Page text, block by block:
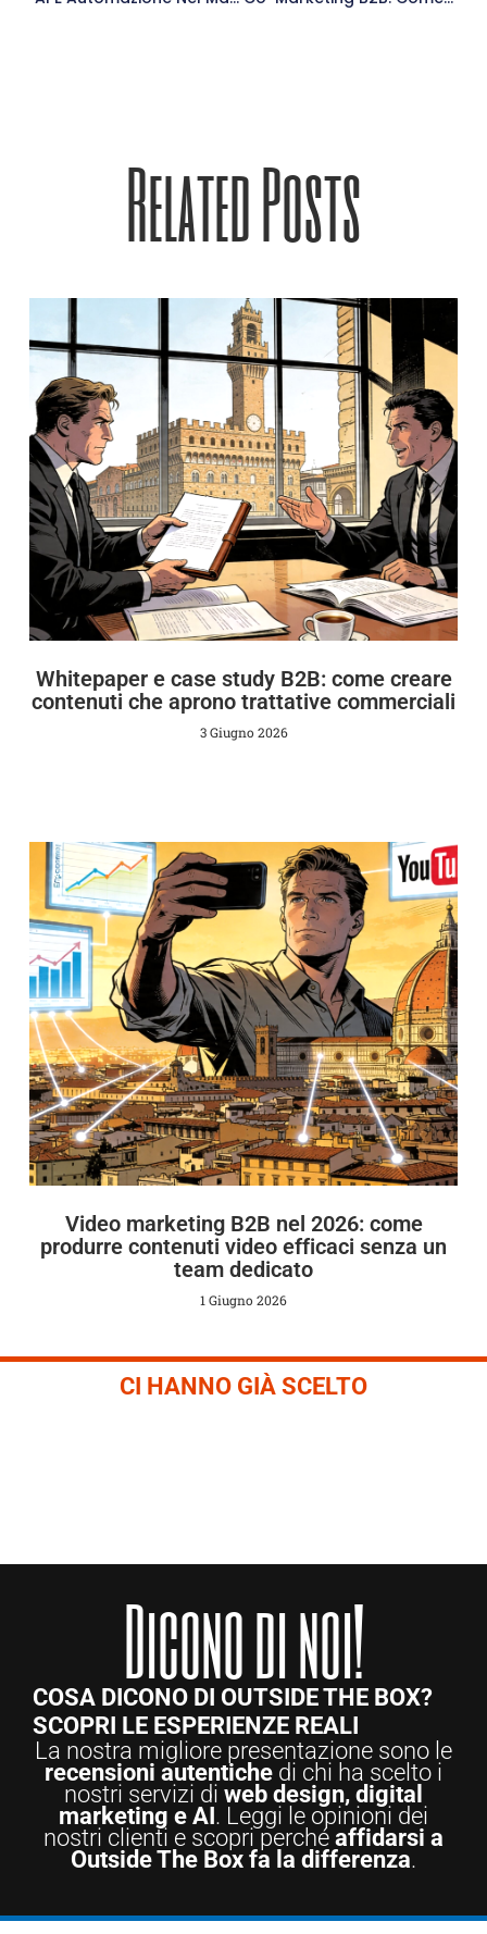
Related Posts
Whitepaper e case study B2B: come creare
contenuti che aprono trattative commerciali
3 Giugno 2026
Video marketing B2B nel 2026: come
produrre contenuti video efficaci senza un
team dedicato
1 Giugno 2026
CI HANNO GIÀ SCELTO
Dicono di noi!
COSA DICONO DI OUTSIDE THE BOX?
SCOPRI LE ESPERIENZE REALI
La nostra migliore presentazione sono le
recensioni autentiche di chi ha scelto i
nostri servizi di web design, digital
marketing e AI . Leggi le opinioni dei
nostri clienti e scopri perché affidarsi a
Outside The Box fa la differenza.